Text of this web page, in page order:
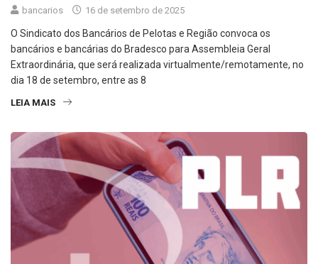
bancarios 16 de setembro de 2025
O Sindicato dos Bancários de Pelotas e Região convoca os
bancários e bancárias do Bradesco para Assembleia Geral
Extraordinária, que será realizada virtualmente/remotamente, no
dia 18 de setembro, entre as 8
LEIA MAIS